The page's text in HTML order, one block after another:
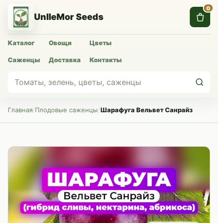
UnlleMor Seeds
Каталог Овощи Цветы
Саженцы Доставка Контакты
0
Главная/Плодовые саженцы/Шарафуга Вельвет Санрайз